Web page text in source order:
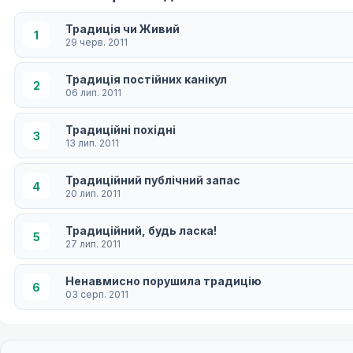
1 Традиція чи Живий
29 черв. 2011
2 Традиція постійних канікул
06 лип. 2011
3 Традиційні похідні
13 лип. 2011
4 Традиційний публічний запас
20 лип. 2011
5 Традиційний, будь ласка!
27 лип. 2011
6 Ненавмисно порушила традицію
03 серп. 2011